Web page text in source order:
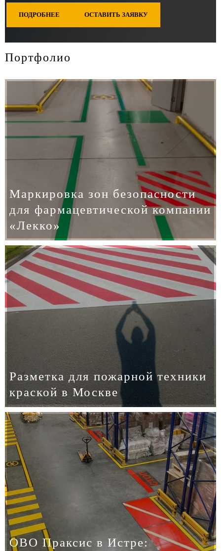
ПОДРОБНЕЕ ОСТАВИТЬ ЗАЯВКУ
Портфолио
Маркировка зон безопасности
для фармацевтической компании
«Лекко»
Разметка для пожарной техники
краской в Москве
ОВО Праксис в Истре: